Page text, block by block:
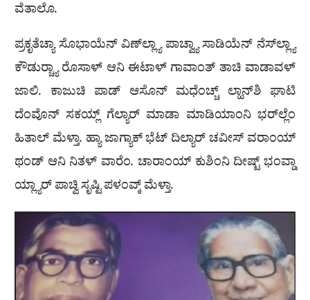
ವೆತಾಲೊ.
ಪ್ರಕೃತೆಚ್ಯಾ ಸೊಭಾಯೆನ್ ವಿಣ್‌ಲ್ಲ್ಯಾ ಪಾಚ್ವ್ಯಾ ಸಾಡಿಯೆನ್ ನೆಸ್‌ಲ್ಲ್ಯಾ
ಕೌಡುರ‍್ಚ್ಯಾ ರೊಸಾಳ್ ಆನಿ ಈಟಾಳ್ ಗಾವಾಂತ್ ತಾಚಿ ವಾಡಾವಳ್
ಜಾಲಿ. ಕಾಜುಚಿ ಪಾಡ್ ಆಸೊನ್ ಮಧೆಂಚ್ಚ್ ಲ್ಹಾನ್‌ಶಿ ಘಾಟಿ
ದೆಂವೊನ್ ಸಕಯ್ಲ್ ಗೆಲ್ಯಾರ್ ಮಾಡಾ ಮಾಡಿಯಾಂನಿ ಭರ್‌ಲ್ಲೆಂ
ಹಿತಾಲ್ ಮೆಳ್ತಾ. ಹ್ಯಾ ಜಾಗ್ಯಾಕ್ ಭೆಟ್ ದಿಲ್ಯಾರ್ ಚವೀಸ್ ವರಾಂಯ್
ಥಂಡ್ ಆನಿ ನಿತಳ್ ವಾರೆಂ. ಚಾರಾಂಯ್ ಕುಶಿಂನಿ ದೀಷ್ಟ್ ಭಂವ್ಡಾ
ಯ್ಲ್ಯಾರ್ ಪಾಚ್ವಿ ಸೃಷ್ಟಿ ಪಳಂವ್ಕ್ ಮೆಳ್ತಾ.